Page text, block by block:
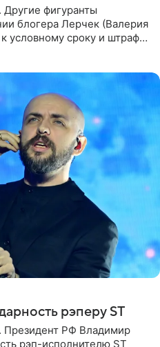
фигуранты
блогера Лерчек (Валерия
условному сроку и штрафу,
рэперу ST
РФ Владимир
рэп-исполнителю ST